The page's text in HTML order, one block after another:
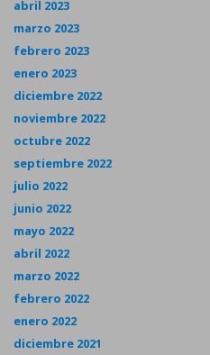
abril 2023
marzo 2023
febrero 2023
enero 2023
diciembre 2022
noviembre 2022
octubre 2022
septiembre 2022
julio 2022
junio 2022
mayo 2022
abril 2022
marzo 2022
febrero 2022
enero 2022
diciembre 2021